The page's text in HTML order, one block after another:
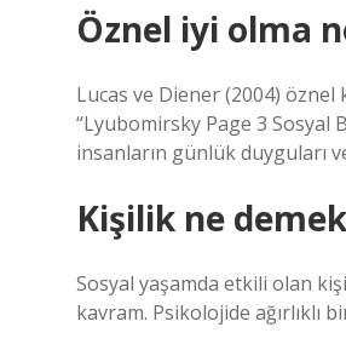
Öznel iyi olma
Lucas ve Diener (2004)
“Lyubomirsky Page 3 Sosyal
insanların günlük duyguları
Kişilik ne
Sosyal yaşamda etkili olan
kavram. Psikolojide ağırlıklı